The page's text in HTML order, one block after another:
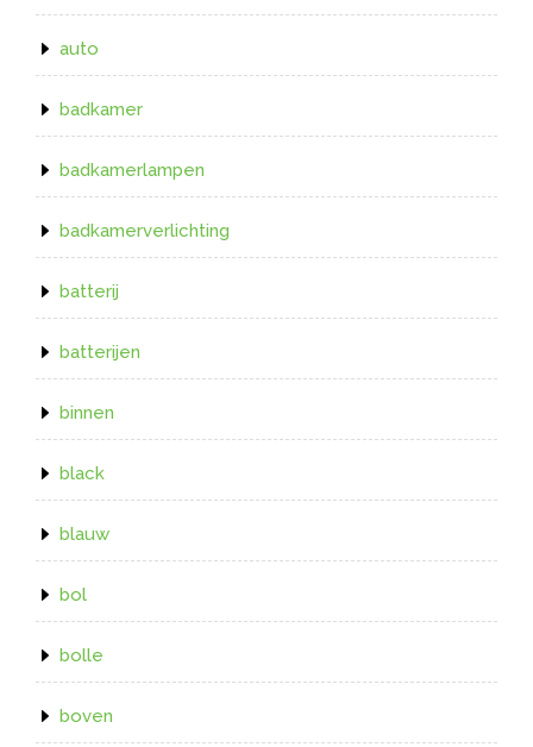
auto
badkamer
badkamerlampen
badkamerverlichting
batterij
batterijen
binnen
black
blauw
bol
bolle
boven